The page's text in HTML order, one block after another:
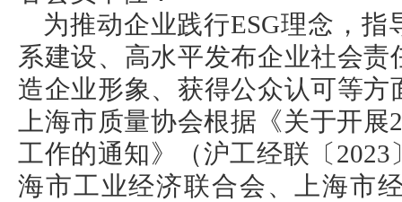
为推动企业践行ESG理念，
系建设、高水平发布企业社会
造企业形象、获得公众认可等
上海市质量协会根据《关于开
工作的通知》（沪工经联〔
海市工业经济联合会、上海市